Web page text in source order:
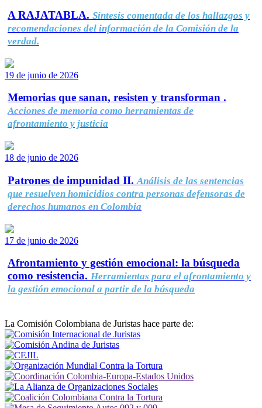
A RAJATABLA. Síntesis comentada de los hallazgos y
recomendaciones del información de la Comisión de la
verdad.
19 de junio de 2026
Memorias que sanan, resisten y transforman .
Acciones de memoria como herramientas de
afrontamiento y justicia
18 de junio de 2026
Patrones de impunidad II. Análisis de las sentencias
que resuelven homicidios contra personas defensoras de
derechos humanos en Colombia
17 de junio de 2026
Afrontamiento y gestión emocional: la búsqueda
como resistencia. Herramientas para el afrontamiento y
la gestión emocional a partir de la búsqueda
La Comisión Colombiana de Juristas hace parte de: